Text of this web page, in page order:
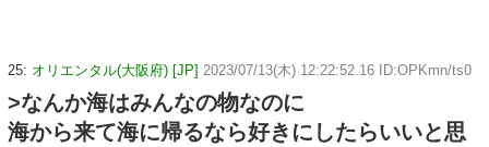
25: オリエンタル(大阪府) [JP] 2023/07/13(木) 12:22:52.16 ID:OPKmn/ts0
>なんか海はみんなの物なのに
海から来て海に帰るなら好きにしたらいいと思